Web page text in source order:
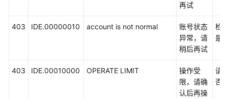
略
再试
403 IDE.00000010 account is not normal
账号状态
异常，请
稍后再试
检
是
403 IDE.00010000 OPERATE LIMIT
操作受
限，请确
认后再操
请
否